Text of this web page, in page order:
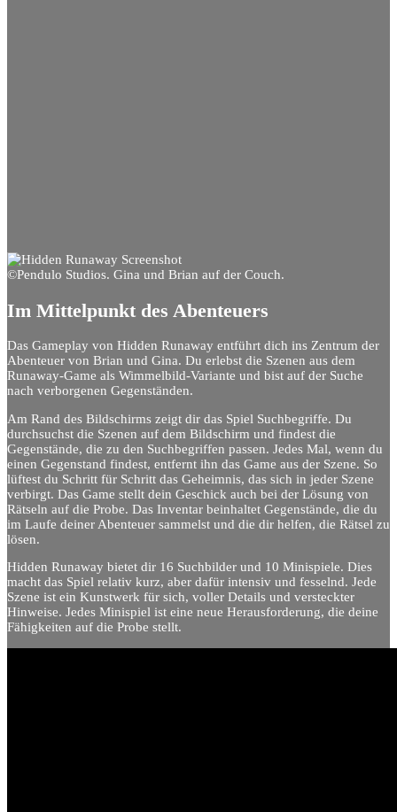
©Pendulo Studios. Gina und Brian auf der Couch.
Im Mittelpunkt des Abenteuers
Das Gameplay von Hidden Runaway entführt dich ins Zentrum der
Abenteuer von Brian und Gina. Du erlebst die Szenen aus dem
Runaway-Game als Wimmelbild-Variante und bist auf der Suche
nach verborgenen Gegenständen.
Am Rand des Bildschirms zeigt dir das Spiel Suchbegriffe. Du
durchsuchst die Szenen auf dem Bildschirm und findest die
Gegenstände, die zu den Suchbegriffen passen. Jedes Mal, wenn du
einen Gegenstand findest, entfernt ihn das Game aus der Szene. So
lüftest du Schritt für Schritt das Geheimnis, das sich in jeder Szene
verbirgt. Das Game stellt dein Geschick auch bei der Lösung von
Rätseln auf die Probe. Das Inventar beinhaltet Gegenstände, die du
im Laufe deiner Abenteuer sammelst und die dir helfen, die Rätsel zu
lösen.
Hidden Runaway bietet dir 16 Suchbilder und 10 Minispiele. Dies
macht das Spiel relativ kurz, aber dafür intensiv und fesselnd. Jede
Szene ist ein Kunstwerk für sich, voller Details und versteckter
Hinweise. Jedes Minispiel ist eine neue Herausforderung, die deine
Fähigkeiten auf die Probe stellt.